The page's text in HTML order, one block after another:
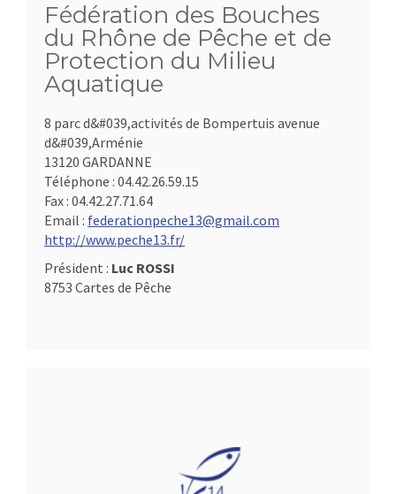
Fédération des Bouches
du Rhône de Pêche et de
Protection du Milieu
Aquatique
8 parc d&#039,activités de Bompertuis avenue
d&#039,Arménie
13120 GARDANNE
Téléphone : 04.42.26.59.15
Fax : 04.42.27.71.64
Email : federationpeche13@gmail.com
http://www.peche13.fr/
Président : Luc ROSSI
8753 Cartes de Pêche